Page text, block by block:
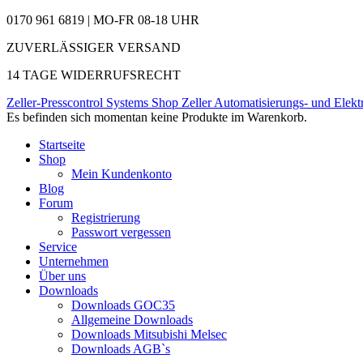
0170 961 6819 | MO-FR 08-18 UHR
ZUVERLÄSSIGER VERSAND
14 TAGE WIDERRUFSRECHT
Zeller-Presscontrol Systems Shop Zeller Automatisierungs- und
Es befinden sich momentan keine Produkte im Warenkorb.
Startseite
Shop
Mein Kundenkonto
Blog
Forum
Registrierung
Passwort vergessen
Service
Unternehmen
Über uns
Downloads
Downloads GOC35
Allgemeine Downloads
Downloads Mitsubishi Melsec
Downloads AGB`s